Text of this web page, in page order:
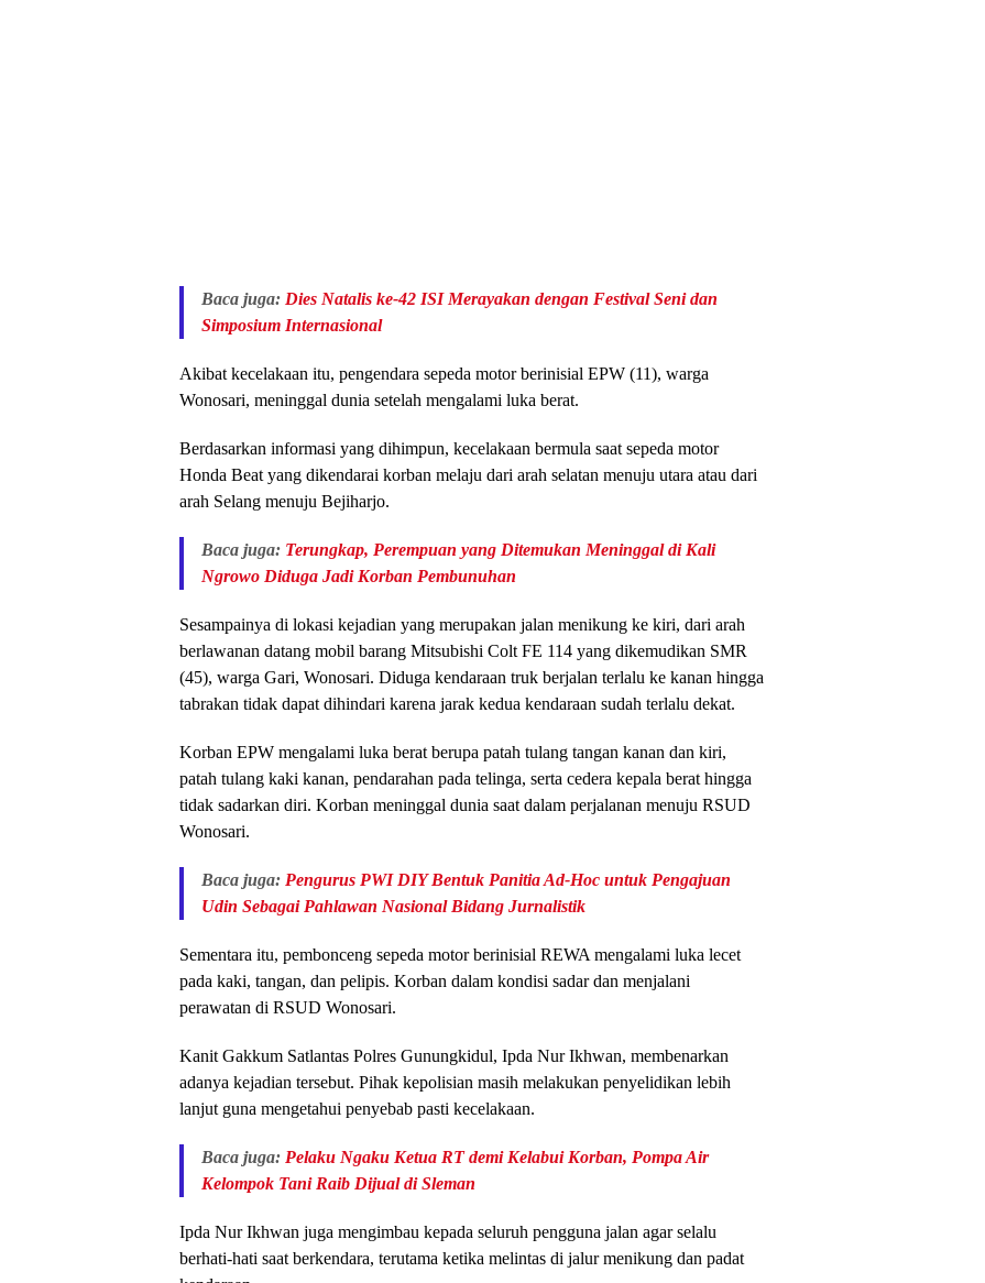
Baca juga: Dies Natalis ke-42 ISI Merayakan dengan Festival Seni dan
Simposium Internasional
Akibat kecelakaan itu, pengendara sepeda motor berinisial EPW (11), warga
Wonosari, meninggal dunia setelah mengalami luka berat.
Berdasarkan informasi yang dihimpun, kecelakaan bermula saat sepeda motor
Honda Beat yang dikendarai korban melaju dari arah selatan menuju utara atau dari
arah Selang menuju Bejiharjo.
Baca juga: Terungkap, Perempuan yang Ditemukan Meninggal di Kali
Ngrowo Diduga Jadi Korban Pembunuhan
Sesampainya di lokasi kejadian yang merupakan jalan menikung ke kiri, dari arah
berlawanan datang mobil barang Mitsubishi Colt FE 114 yang dikemudikan SMR
(45), warga Gari, Wonosari. Diduga kendaraan truk berjalan terlalu ke kanan hingga
tabrakan tidak dapat dihindari karena jarak kedua kendaraan sudah terlalu dekat.
Korban EPW mengalami luka berat berupa patah tulang tangan kanan dan kiri,
patah tulang kaki kanan, pendarahan pada telinga, serta cedera kepala berat hingga
tidak sadarkan diri. Korban meninggal dunia saat dalam perjalanan menuju RSUD
Wonosari.
Baca juga: Pengurus PWI DIY Bentuk Panitia Ad-Hoc untuk Pengajuan
Udin Sebagai Pahlawan Nasional Bidang Jurnalistik
Sementara itu, pembonceng sepeda motor berinisial REWA mengalami luka lecet
pada kaki, tangan, dan pelipis. Korban dalam kondisi sadar dan menjalani
perawatan di RSUD Wonosari.
Kanit Gakkum Satlantas Polres Gunungkidul, Ipda Nur Ikhwan, membenarkan
adanya kejadian tersebut. Pihak kepolisian masih melakukan penyelidikan lebih
lanjut guna mengetahui penyebab pasti kecelakaan.
Baca juga: Pelaku Ngaku Ketua RT demi Kelabui Korban, Pompa Air
Kelompok Tani Raib Dijual di Sleman
Ipda Nur Ikhwan juga mengimbau kepada seluruh pengguna jalan agar selalu
berhati-hati saat berkendara, terutama ketika melintas di jalur menikung dan padat